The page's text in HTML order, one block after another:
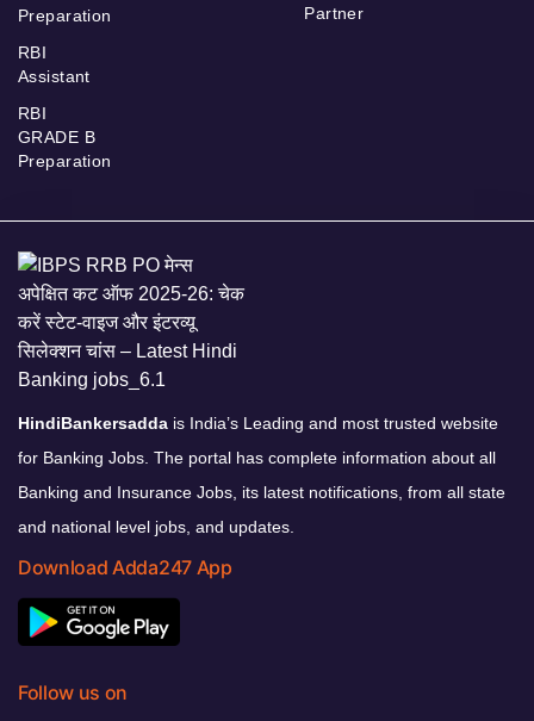
Preparation
RBI
Assistant
RBI
GRADE B
Preparation
Partner
HindiBankersadda is India’s Leading and most trusted website
for Banking Jobs. The portal has complete information about all
Banking and Insurance Jobs, its latest notifications, from all state
and national level jobs, and updates.
Download Adda247 App
Follow us on